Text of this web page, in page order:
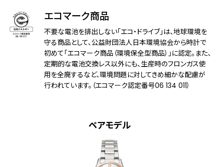
シンプルアジャスト
日本製
メーカー保証
国際保証3年間(購入後1年以内にMY
CITIZENご登録で国内保証5年間)
エコマーク商品
不要な電池を排出しない「エコ・ドライブ」は、地球環境を
守る商品として、公益財団法人日本環境協会から時計で
初めて「エコマーク商品（環境保全型商品）」に認定。また、
定期的な電池交換レス以外にも、生産時のフロンガス使
用を全廃するなど、環境問題に対してきめ細かな配慮が
行われています。（エコマーク認定番号06 134 011）
ペアモデル